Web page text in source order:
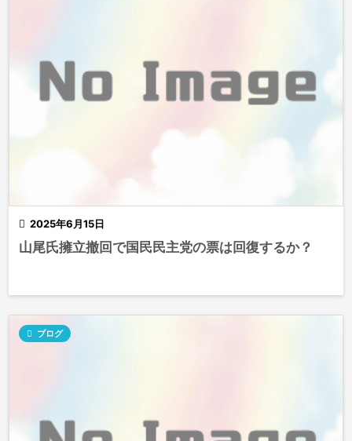
 2025年6月15日
山尾氏擁立撤回で国民民主党の票は回復するか？
 ブログ